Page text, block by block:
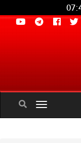
Toggle
navigation